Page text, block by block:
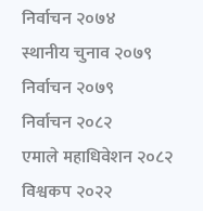
निर्वाचन २०७४
स्थानीय चुनाव २०७९
निर्वाचन २०७९
निर्वाचन २०८२
एमाले महाधिवेशन २०८२
विश्वकप २०२२